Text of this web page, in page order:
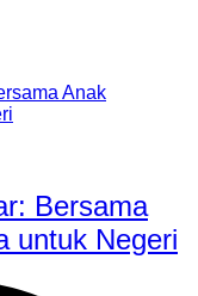
Bersama
untuk Negeri